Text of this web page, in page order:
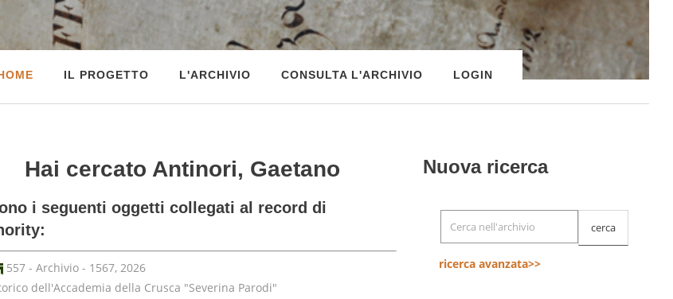
IL PROGETTO L'ARCHIVIO CONSULTA L'ARCHIVIO LOGIN
Hai cercato Antinori, Gaetano
i seguenti oggetti collegati al record di
557 - Archivio - 1567, 2026
dell'Accademia della Crusca "Severina Parodi"
Nuova ricerca
ricerca avanzata>>